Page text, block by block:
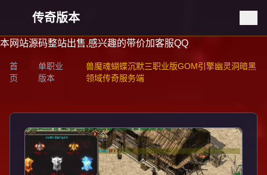
传奇版本
本网站源码整站出售,感兴趣的带价加客服QQ
首
页
单职业
版本
兽魔魂蝴蝶沉默三职业版GOM引擎幽灵洞暗黑
领域传奇服务端